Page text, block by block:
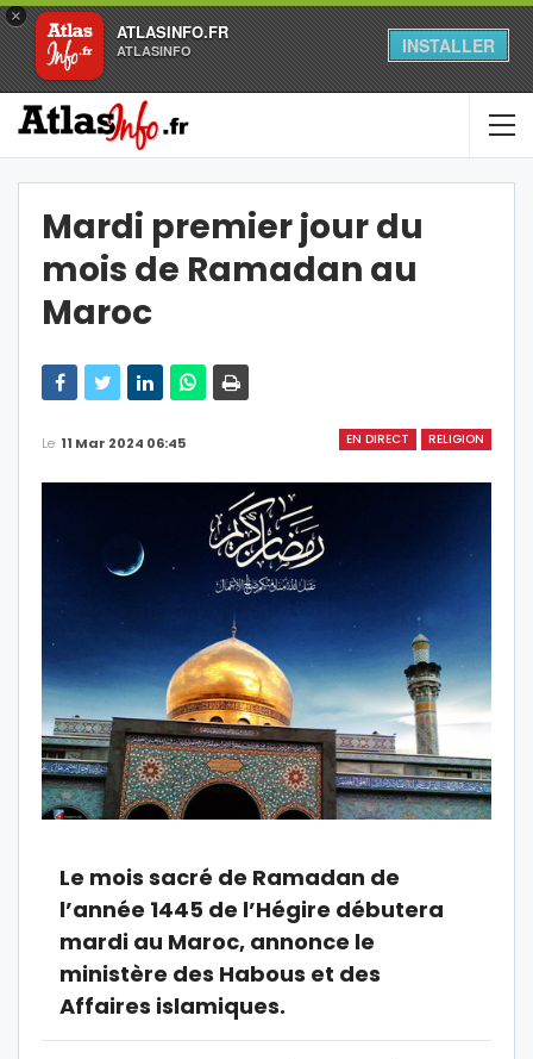
×
ATLASINFO.FR
ATLASINFO INSTALLER
Mardi premier jour du
mois de Ramadan au
Maroc
EN DIRECT RELIGION
Le 11 Mar 2024 06:45
Le mois sacré de Ramadan de
l’année 1445 de l’Hégire débutera
mardi au Maroc, annonce le
ministère des Habous et des
Affaires islamiques.